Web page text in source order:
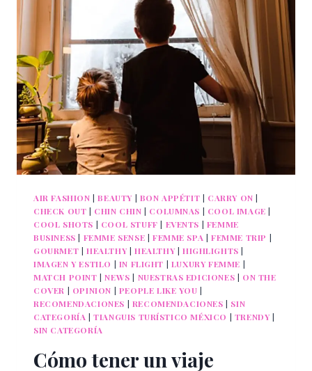
AIR FASHION |BEAUTY | BON APPÉTIT | CARRY ON |
CHECK OUT | CHIN CHIN | COLUMNAS | COOL IMAGE |
COOL SHOTS | COOL STUFF | EVENTS | FEMME
BUSINESS | FEMME SENSE | FEMME SPA |FEMME TRIP |
GOURMET | HEALTHY | HEALTHY | HIGHLIGHTS |
IMAGEN Y ESTILO | IN FLIGHT | LUXURY FEMME |
MATCH POINT |NEWS | NUESTRAS EDICIONES | ON THE
COVER | OPINION | PEOPLE LIKE YOU |
RECOMENDACIONES | RECOMENDACIONES | SIN
CATEGORÍA |TIANGUIS TURÍSTICO MÉXICO | TRENDY |
SIN CATEGORÍA
Cómo tener un viaje